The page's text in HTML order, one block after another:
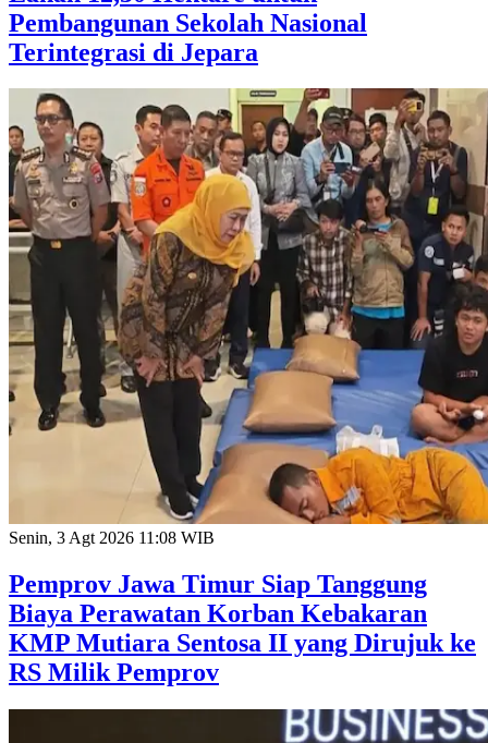
Pembangunan Sekolah Nasional
Terintegrasi di Jepara
Senin, 3 Agt 2026 11:08 WIB
Pemprov Jawa Timur Siap Tanggung
Biaya Perawatan Korban Kebakaran
KMP Mutiara Sentosa II yang Dirujuk ke
RS Milik Pemprov